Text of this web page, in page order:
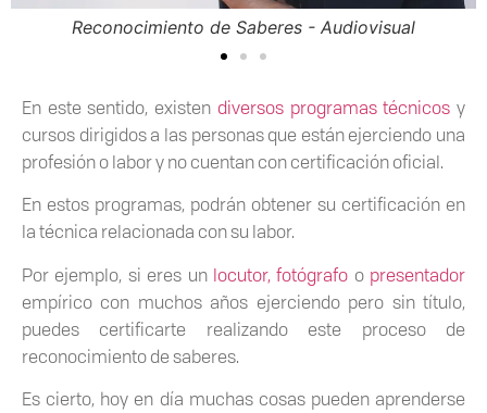
Reconocimiento de Saberes - Locución
En este sentido, existen diversos programas técnicos y
cursos dirigidos a las personas que están ejerciendo una
profesión o labor y no cuentan con certificación oficial.
En estos programas, podrán obtener su certificación en
la técnica relacionada con su labor.
Por ejemplo, si eres un locutor, fotógrafo o presentador
empírico con muchos años ejerciendo pero sin título,
puedes certificarte realizando este proceso de
reconocimiento de saberes.
Es cierto, hoy en día muchas cosas pueden aprenderse